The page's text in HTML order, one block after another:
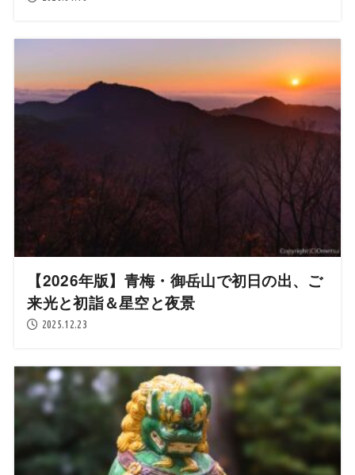
【2026年版】青梅・御岳山で初日の出、ご
来光と初詣＆星空と夜景
2025.12.23